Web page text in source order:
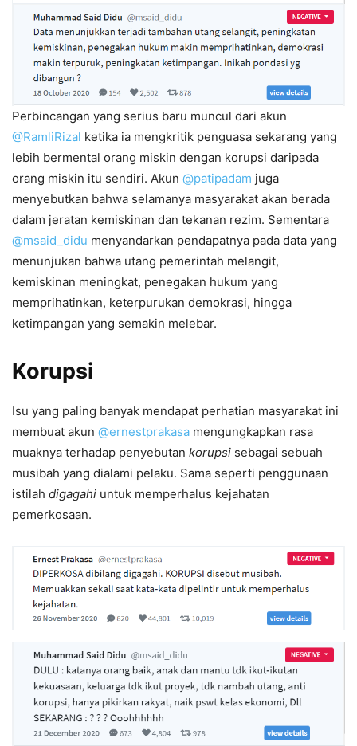
Perbincangan yang serius baru muncul dari akun
@RamliRizal ketika ia mengkritik penguasa sekarang yang
lebih bermental orang miskin dengan korupsi daripada
orang miskin itu sendiri. Akun @patipadam juga
menyebutkan bahwa selamanya masyarakat akan berada
dalam jeratan kemiskinan dan tekanan rezim. Sementara
@msaid_didu menyandarkan pendapatnya pada data yang
menunjukan bahwa utang pemerintah melangit,
kemiskinan meningkat, penegakan hukum yang
memprihatinkan, keterpurukan demokrasi, hingga
ketimpangan yang semakin melebar.
Korupsi
Isu yang paling banyak mendapat perhatian masyarakat ini
membuat akun @ernestprakasa mengungkapkan rasa
muaknya terhadap penyebutan korupsi sebagai sebuah
musibah yang dialami pelaku. Sama seperti penggunaan
istilah digagahi untuk memperhalus kejahatan
pemerkosaan.